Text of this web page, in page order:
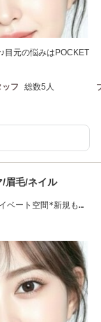
目元の悩みはPOCKET
ッフ 総数5人
眉毛/ネイル
ベート空間*新規も再